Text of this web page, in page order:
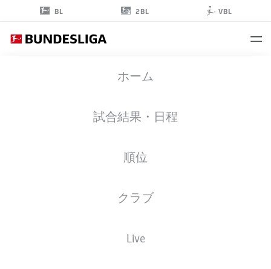
BL 2BL VBL
ホーム
試合結果・日程
順位
クラブ
Live